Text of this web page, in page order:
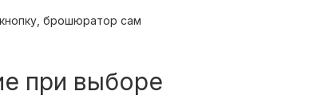
брошюратор сам
при выборе